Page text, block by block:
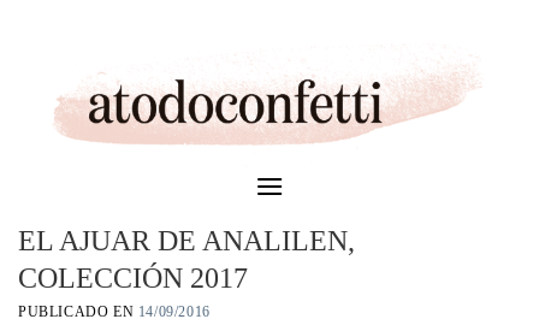
EL AJUAR DE ANALILEN,
COLECCIÓN 2017
PUBLICADO EN 14/09/2016